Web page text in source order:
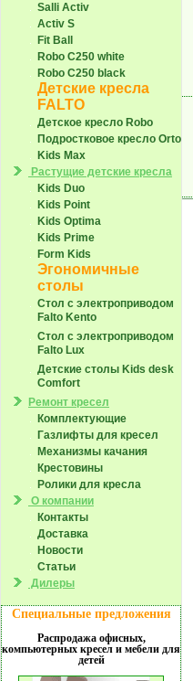
Salli Activ
Activ S
Fit Ball
Robo С250 white
Robo С250 black
Детские кресла
FALTO
Детское кресло Robo
Подростковое кресло Orto
Kids Max
Растущие детские кресла
Kids Duo
Kids Point
Kids Optima
Kids Prime
Form Kids
Эгономичные
столы
Стол с электроприводом
Falto Kento
Стол с электроприводом
Falto Lux
Детские столы Kids desk
Comfort
Ремонт кресел
Комплектующие
Газлифты для кресел
Механизмы качания
Крестовины
Ролики для кресла
О компании
Контакты
Доставка
Новости
Статьи
Дилеры
Специальные предложения
Распродажа офисных,
компьютерных кресел и мебели для
детей